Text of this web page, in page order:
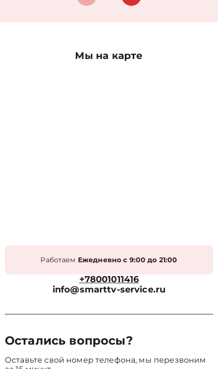
Мы на карте
Работаем Ежедневно с 9:00 до 21:00
+78001011416
info@smarttv-service.ru
Остались вопросы?
Оставьте свой номер телефона, мы перезвоним